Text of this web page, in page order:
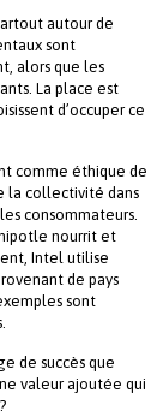
autour de
sont
alors que les
La place est
d’occuper ce
comme éthique de
la collectivité dans
consommateurs.
nourrit et
Intel utilise
de pays
sont
de succès que
valeur ajoutée qui